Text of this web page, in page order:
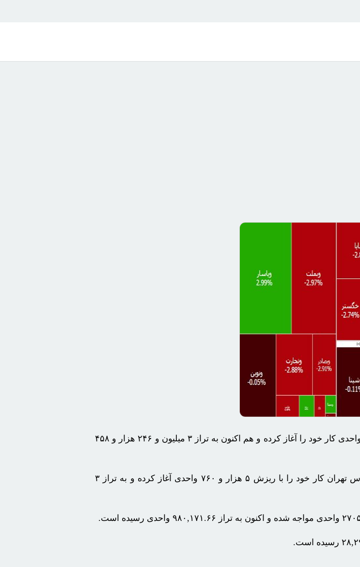
امروز شنبه ۲۹ اردیبهشت ۱۴۰۴ شاخص کل بورس تهران با ریزش ۷ هزار و ۳۶۵ واحدی کار خود را آغاز کرده و هم اکنون به تراز ۳ میلیون و ۲۴۶ هزار و ۴۵۸
، امروز دوشنبه ۲۹ اردیبهشت ماه ۱۴۰۴، شاخص کل بورس تهران کار خود را با ریزش ۵ هزار و ۷۶۰ واحدی آغاز کرده و به تراز ۳